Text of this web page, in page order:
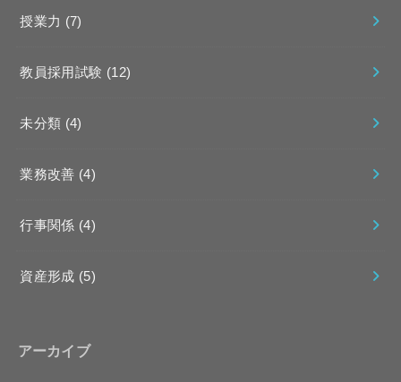
授業力 (7)
教員採用試験 (12)
未分類 (4)
業務改善 (4)
行事関係 (4)
資産形成 (5)
アーカイブ